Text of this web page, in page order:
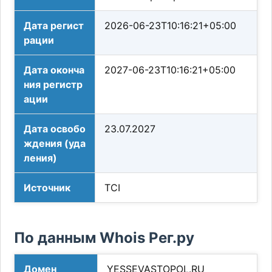
Дата регист
рации
2026-06-23T10:16:21+05:00
Дата оконча
ния регистр
ации
2027-06-23T10:16:21+05:00
Дата освобо
ждения (уда
ления)
23.07.2027
Источник TCI
По данным Whois Рег.ру
Домен YESSEVASTOPOL.RU